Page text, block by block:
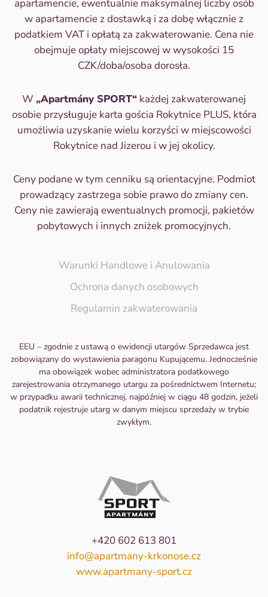
apartamencie, ewentualnie maksymalnej liczby osób
w apartamencie z dostawką i za dobę włącznie z
podatkiem VAT i opłatą za zakwaterowanie. Cena nie
obejmuje opłaty miejscowej w wysokości 15
CZK/doba/osoba dorosła.
W „Apartmány SPORT“ każdej zakwaterowanej
osobie przysługuje karta gościa Rokytnice PLUS, która
umożliwia uzyskanie wielu korzyści w miejscowości
Rokytnice nad Jizerou i w jej okolicy.
Ceny podane w tym cenniku są orientacyjne. Podmiot
prowadzący zastrzega sobie prawo do zmiany cen.
Ceny nie zawierają ewentualnych promocji, pakietów
pobytowych i innych zniżek promocyjnych.
Warunki Handlowe i Anulowania
Ochrona danych osobowych
Regulamin zakwaterowania
EEU – zgodnie z ustawą o ewidencji utargów Sprzedawca jest
zobowiązany do wystawienia paragonu Kupującemu. Jednocześnie
ma obowiązek wobec administratora podatkowego
zarejestrowania otrzymanego utargu za pośrednictwem Internetu;
w przypadku awarii technicznej, najpóźniej w ciągu 48 godzin, jeżeli
podatnik rejestruje utarg w danym miejscu sprzedaży w trybie
zwykłym.
+420 602 613 801
info@apartmany-krkonose.cz
www.apartmany-sport.cz